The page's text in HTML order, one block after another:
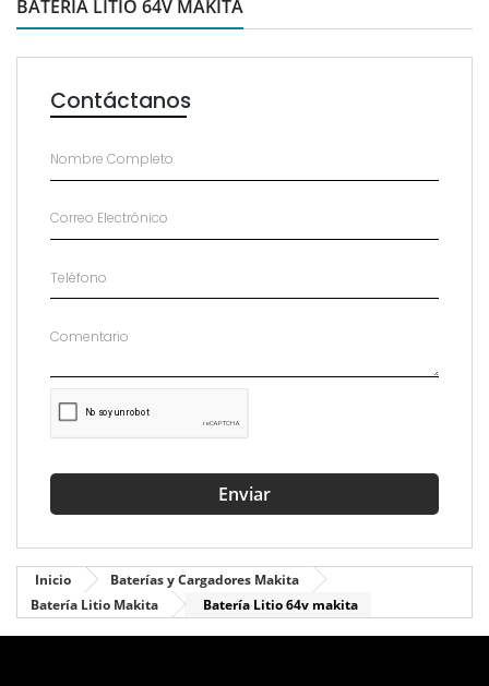
Inicio
Baterías y Cargadores Makita
Batería Litio Makita
Batería Litio 64v makita
BATERÍA LITIO 64V MAKITA
Contáctanos
Enviar